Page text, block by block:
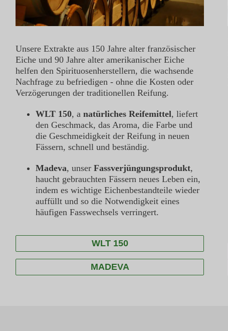
Unsere Extrakte aus 150 Jahre alter französischer
Eiche und 90 Jahre alter amerikanischer Eiche
helfen den Spirituosenherstellern, die wachsende
Nachfrage zu befriedigen - ohne die Kosten oder
Verzögerungen der traditionellen Reifung.
WLT 150, anatürliches Reifemittel, liefert
den Geschmack, das Aroma, die Farbe und
die Geschmeidigkeit der Reifung in neuen
Fässern, schnell und beständig.
Madeva, unserFassverjüngungsprodukt,
haucht gebrauchten Fässern neues Leben ein,
indem es wichtige Eichenbestandteile wieder
auffüllt und so die Notwendigkeit eines
häufigen Fasswechsels verringert.
WLT 150
MADEVA